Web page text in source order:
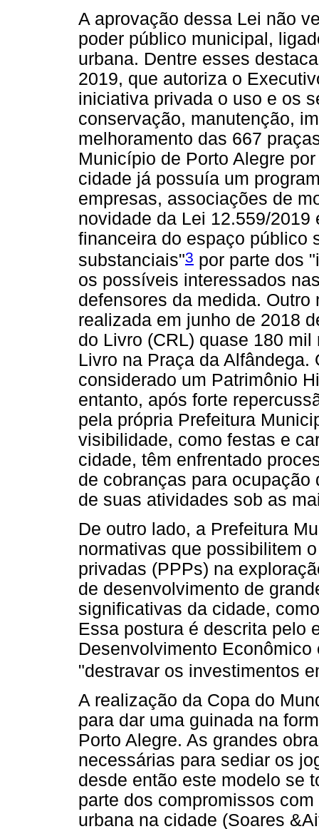
A aprovação dessa Lei não
poder público municipal,
urbana. Dentre esses
2019, que autoriza o
iniciativa privada o uso e os
conservação, manutenção,
melhoramento das 667
Município de Porto Alegre
cidade já possuía um
empresas, associações de
novidade da Lei 12.559/
financeira do espaço público
substanciais"3 por parte dos
os possíveis interessados
defensores da medida.
realizada em junho de 2018
do Livro (CRL) quase 180
Livro na Praça da
considerado um Patrimônio
entanto, após forte
pela própria Prefeitura
visibilidade, como festas e
cidade, têm enfrentado
de cobranças para
de suas atividades sob as
De outro lado, a Prefeitura
normativas que possibilitem
privadas (PPPs) na
de desenvolvimento de
significativas da cidade,
Essa postura é descrita pelo
Desenvolvimento
"destravar os investimentos
A realização da Copa do
para dar uma guinada na
Porto Alegre. As grandes
necessárias para sediar os
desde então este modelo se
parte dos compromissos
urbana na cidade (Soares